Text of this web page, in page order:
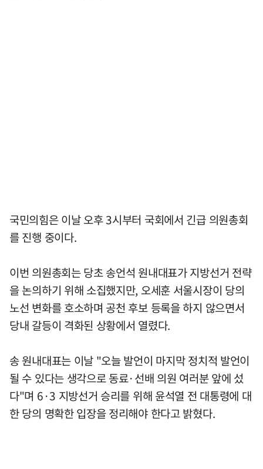
국민의힘은 이날 오후 3시부터 국회에서 긴급 의원총회
를 진행 중이다.
이번 의원총회는 당초 송언석 원내대표가 지방선거 전략
을 논의하기 위해 소집했지만, 오세훈 서울시장이 당의
노선 변화를 호소하며 공천 후보 등록을 하지 않으면서
당내 갈등이 격화된 상황에서 열렸다.
송 원내대표는 이날 "오늘 발언이 마지막 정치적 발언이
될 수 있다는 생각으로 동료·선배 의원 여러분 앞에 섰
다"며 6·3 지방선거 승리를 위해 윤석열 전 대통령에 대
한 당의 명확한 입장을 정리해야 한다고 밝혔다.